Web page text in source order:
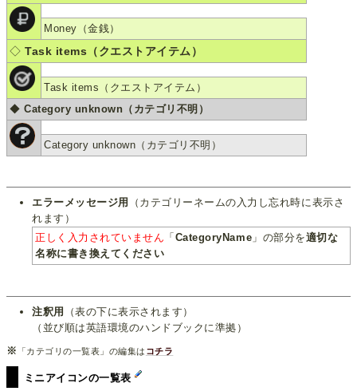
Money（金銭）
◇Task items（クエストアイテム）
Task items（クエストアイテム）
◆Category unknown（カテゴリ不明）
Category unknown（カテゴリ不明）
エラーメッセージ用
（カテゴリーネームの入力し忘れ時に表示さ
れます）
正しく入力されていません 「 CategoryName 」の部分を適切な
名称に書き換えてください
注釈用
（表の下に表示されます）
（並び順は英語環境のハンドブックに準拠）
※
「カテゴリの一覧表」の編集は コチラ
ミニアイコンの一覧表